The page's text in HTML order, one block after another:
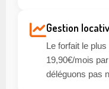
Gestion
Le forfait le
19,90€/mois
déléguons pas